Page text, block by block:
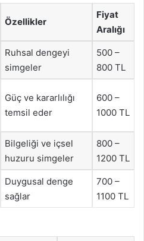
Özellikler
Fiyat
Aralığı
Ruhsal dengeyi
simgeler
500 –
800 TL
Güç ve kararlılığı
temsil eder
600 –
1000 TL
Bilgeliği ve içsel
huzuru simgeler
800 –
1200 TL
Duygusal denge
sağlar
700 –
1100 TL